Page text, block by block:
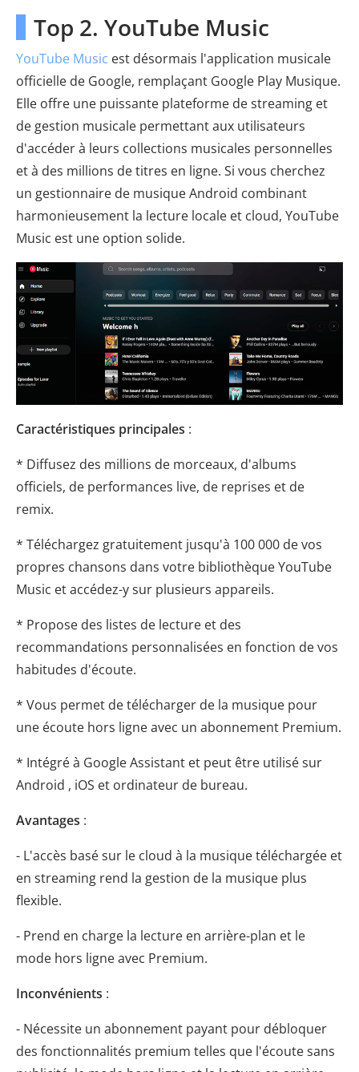
Top 2. YouTube Music
YouTube Music est désormais l'application musicale
officielle de Google, remplaçant Google Play Musique.
Elle offre une puissante plateforme de streaming et
de gestion musicale permettant aux utilisateurs
d'accéder à leurs collections musicales personnelles
et à des millions de titres en ligne. Si vous cherchez
un gestionnaire de musique Android combinant
harmonieusement la lecture locale et cloud, YouTube
Music est une option solide.
Caractéristiques principales :
* Diffusez des millions de morceaux, d'albums
officiels, de performances live, de reprises et de
remix.
* Téléchargez gratuitement jusqu'à 100 000 de vos
propres chansons dans votre bibliothèque YouTube
Music et accédez-y sur plusieurs appareils.
* Propose des listes de lecture et des
recommandations personnalisées en fonction de vos
habitudes d'écoute.
* Vous permet de télécharger de la musique pour
une écoute hors ligne avec un abonnement Premium.
* Intégré à Google Assistant et peut être utilisé sur
Android , iOS et ordinateur de bureau.
Avantages :
- L'accès basé sur le cloud à la musique téléchargée et
en streaming rend la gestion de la musique plus
flexible.
- Prend en charge la lecture en arrière-plan et le
mode hors ligne avec Premium.
Inconvénients :
- Nécessite un abonnement payant pour débloquer
des fonctionnalités premium telles que l'écoute sans